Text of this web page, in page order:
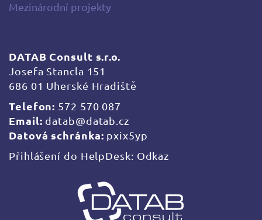
Mezinárodní projekty
DATAB Consult s.r.o.
Josefa Stancla 151
686 01 Uherské Hradiště
Telefon: 572 570 087
Email: datab@datab.cz
Datová schránka: pxix5yp
Přihlášení do HelpDesk: Odkaz